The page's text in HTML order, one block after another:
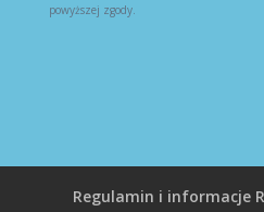
powyższej zgody.
Regulamin i informacje